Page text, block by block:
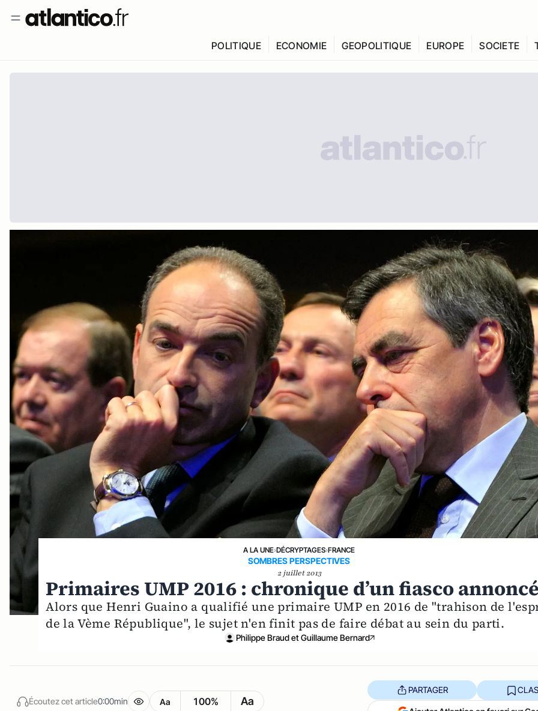
POLITIQUE ECONOMIE GEOPOLITIQUE EUROPE SOCIETE
A LA UNE›DÉCRYPTAGES›FRANCE
SOMBRES PERSPECTIVES
2 juillet 2013
Primaires UMP 2016 : chronique d’un fiasco
Alors que Henri Guaino a qualifié une primaire UMP en 2016 de "trahison de
de la Vème République", le sujet n'en finit pas de faire débat au sein du parti.
Philippe Braud et Guillaume Bernard
Écoutez cet article0:00min Aa 100% Aa
PARTAGER